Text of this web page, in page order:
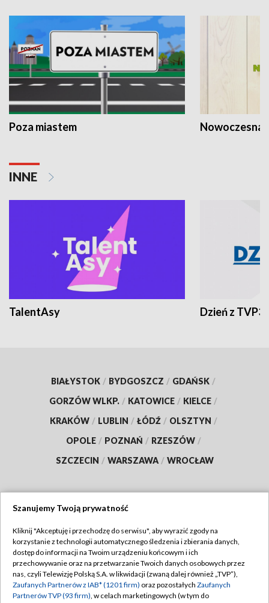
Poza miastem Nowoczesna
INNE
TalentAsy Dzień z TVP3
BIAŁYSTOK / BYDGOSZCZ / GDAŃSK /
GORZÓW WLKP. / KATOWICE / KIELCE /
KRAKÓW / LUBLIN / ŁÓDŹ / OLSZTYN /
OPOLE / POZNAŃ / RZESZÓW /
SZCZECIN / WARSZAWA / WROCŁAW
TVP
Abonament TVP
Emisja w TVP
Regulamin TVP
Polityka prywatności
Szanujemy Twoją prywatność
Kliknij "Akceptuję i przechodzę do serwisu", aby wyrazić zgody na
korzystanie z technologii automatycznego śledzenia i zbierania danych,
dostęp do informacji na Twoim urządzeniu końcowym i ich
przechowywanie oraz na przetwarzanie Twoich danych osobowych przez
nas, czyli Telewizję Polską S.A. w likwidacji (zwaną dalej również „TVP”),
Zaufanych Partnerów z IAB* (1201 firm) oraz pozostałych Zaufanych
Partnerów TVP (93 firm), w celach marketingowych (w tym do